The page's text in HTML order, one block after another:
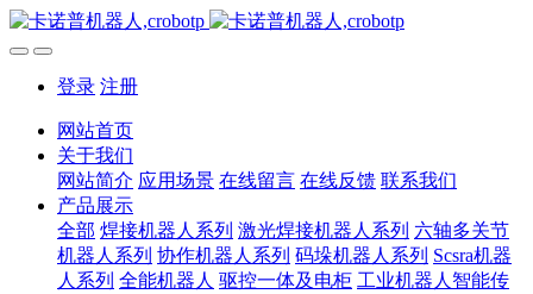
登录 注册
网站首页
关于我们
网站简介 应用场景 在线留言 在线反馈 联系我们
产品展示
全部 焊接机器人系列 激光焊接机器人系列 六轴多关节
机器人系列 协作机器人系列 码垛机器人系列 Scsra机器
人系列 全能机器人 驱控一体及电柜 工业机器人智能传